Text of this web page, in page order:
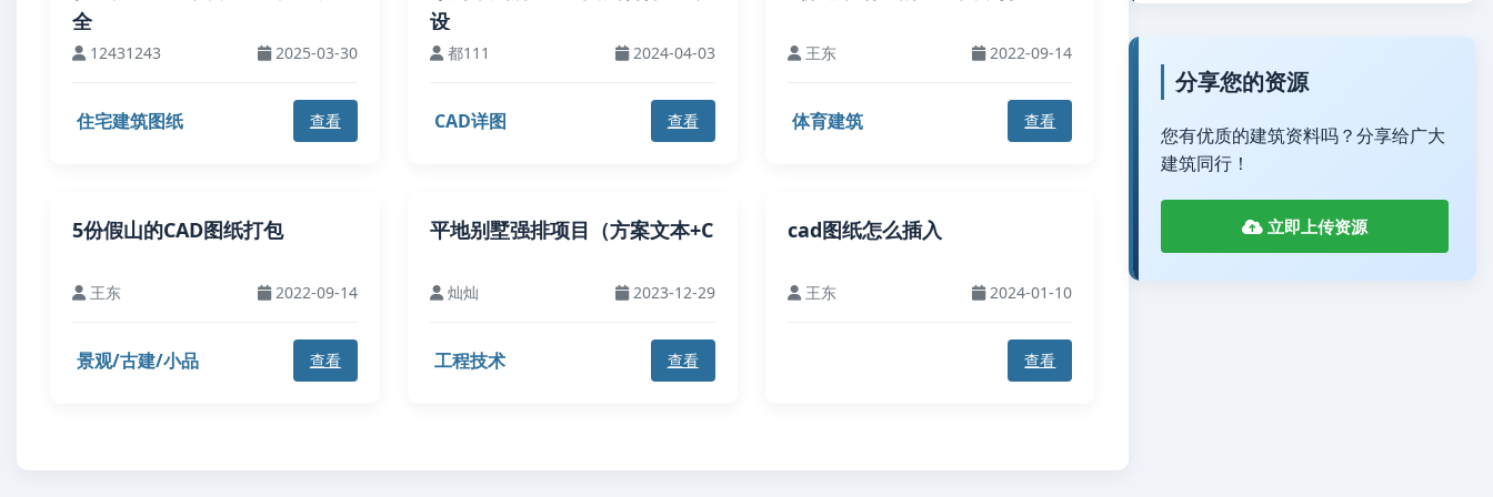
全
12431243 2025-03-30
住宅建筑图纸 查看
设
都111 2024-04-03
CAD详图 查看
王东 2022-09-14
体育建筑 查看
5份假山的CAD图纸打包
王东 2022-09-14
景观/古建/小品 查看
平地别墅强排项目（方案文本+C
灿灿 2023-12-29
工程技术 查看
cad图纸怎么插入
王东 2024-01-10
查看
分享您的资源
您有优质的建筑资料吗？分享给广大
建筑同行！
立即上传资源